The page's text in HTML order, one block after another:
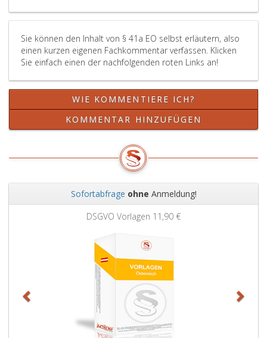
Sie können den Inhalt von § 41a EO selbst erläutern, also
einen kurzen eigenen Fachkommentar verfassen. Klicken
Sie einfach einen der nachfolgenden roten Links an!
WIE KOMMENTIERE ICH?
KOMMENTAR HINZUFÜGEN
Sofortabfrage ohne Anmeldung!
DSGVO Vorlagen 11,90 €